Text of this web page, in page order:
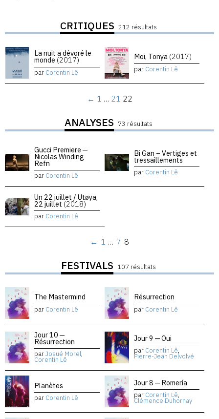
CRITIQUES 212 résultats
La nuit a dévoré le
monde (2017)
par Corentin Lê
Moi, Tonya (2017)
par Corentin Lê
← 1 … 21 22
ANALYSES 73 résultats
Gucci Premiere —
Nicolas Winding
Refn
par Corentin Lê
Bi Gan – Vertiges et
tressaillements
par Corentin Lê
Un 22 juillet / Utøya,
22 juillet (2018)
par Corentin Lê
← 1 … 7 8
FESTIVALS 107 résultats
The Mastermind
par Corentin Lê
Résurrection
par Corentin Lê
Jour 10 —
Résurrection
parJosué Morel,
Corentin Lê
Jour 9 — Oui
par Corentin Lê,
Pierre-Jean Delvolvé
Planètes
par Corentin Lê
Jour 8 — Romería
par Corentin Lê,
Clémence Duhornay